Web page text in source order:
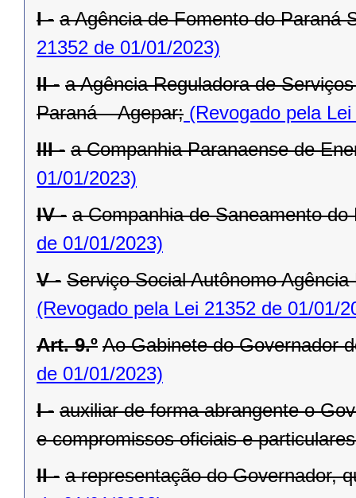
I - a Agência de Fomento do Paraná
21352 de 01/01/2023)
II - a Agência Reguladora de
Paraná – Agepar; (Revogado pela
III - a Companhia Paranaense de
01/01/2023)
IV - a Companhia de Saneamento
de 01/01/2023)
V - Serviço Social Autônomo
(Revogado pela Lei 21352 de 01/01/
Art. 9.º Ao Gabinete do Governador
de 01/01/2023)
I - auxiliar de forma abrangente o
e compromissos oficiais e
II - a representação do Governador,